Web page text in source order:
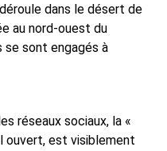
dans le désert de
au nord-ouest du
se sont engagés à
réseaux sociaux, la «
ouvert, est visiblement